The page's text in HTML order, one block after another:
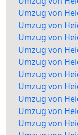
Umzug von
Umzug von
Umzug von
Umzug von
Umzug von
Umzug von
Umzug von
Umzug von
Umzug von
Umzug von